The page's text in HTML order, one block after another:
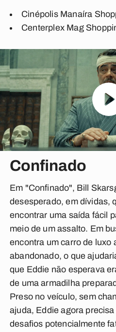
Cinépolis Manaíra
Centerplex Mag
Confinado
Em "Confinado", Bill
desesperado, em dívidas,
encontrar uma saída fácil
meio de um assalto. Em
encontra um carro de luxo
abandonado, o que
que Eddie não esperava
de uma armadilha
Preso no veículo, sem
ajuda, Eddie agora
desafios potencialmente